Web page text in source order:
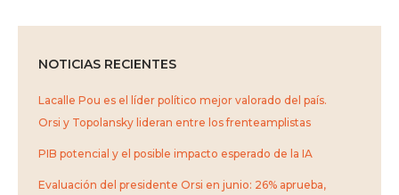
NOTICIAS RECIENTES
Lacalle Pou es el líder político mejor valorado del país.
Orsi y Topolansky lideran entre los frenteamplistas
PIB potencial y el posible impacto esperado de la IA
Evaluación del presidente Orsi en junio: 26% aprueba,